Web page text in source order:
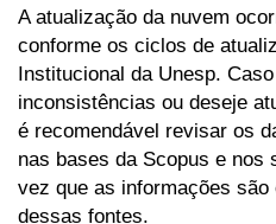
A atualização da nuvem
conforme os ciclos de
Institucional da Unesp.
inconsistências ou deseje
é recomendável revisar os
nas bases da Scopus e nos
vez que as informações
dessas fontes.